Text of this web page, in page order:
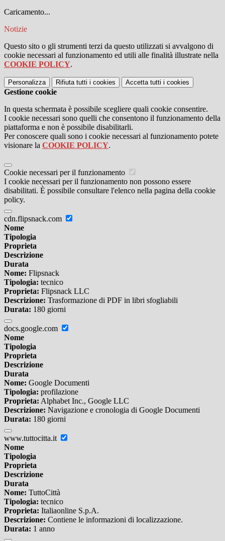
Caricamento...
Notizie
Questo sito o gli strumenti terzi da questo utilizzati si avvalgono di
cookie necessari al funzionamento ed utili alle finalità illustrate nella
COOKIE POLICY.
Personalizza Rifiuta tutti i cookies Accetta tutti i cookies
Gestione cookie
In questa schermata è possibile scegliere quali cookie consentire.
I cookie necessari sono quelli che consentono il funzionamento della
piattaforma e non è possibile disabilitarli.
Per conoscere quali sono i cookie necessari al funzionamento potete
visionare la COOKIE POLICY.
Cookie necessari per il funzionamento
I cookie necessari per il funzionamento non possono essere
disabilitati. È possibile consultare l'elenco nella pagina della cookie
policy.
cdn.flipsnack.com
Nome
Tipologia
Proprieta
Descrizione
Durata
Nome: Flipsnack
Tipologia: tecnico
Proprieta: Flipsnack LLC
Descrizione: Trasformazione di PDF in libri sfogliabili
Durata: 180 giorni
docs.google.com
Nome
Tipologia
Proprieta
Descrizione
Durata
Nome: Google Documenti
Tipologia: profilazione
Proprieta: Alphabet Inc., Google LLC
Descrizione: Navigazione e cronologia di Google Documenti
Durata: 180 giorni
www.tuttocitta.it
Nome
Tipologia
Proprieta
Descrizione
Durata
Nome: TuttoCittà
Tipologia: tecnico
Proprieta: Italiaonline S.p.A.
Descrizione: Contiene le informazioni di localizzazione.
Durata: 1 anno